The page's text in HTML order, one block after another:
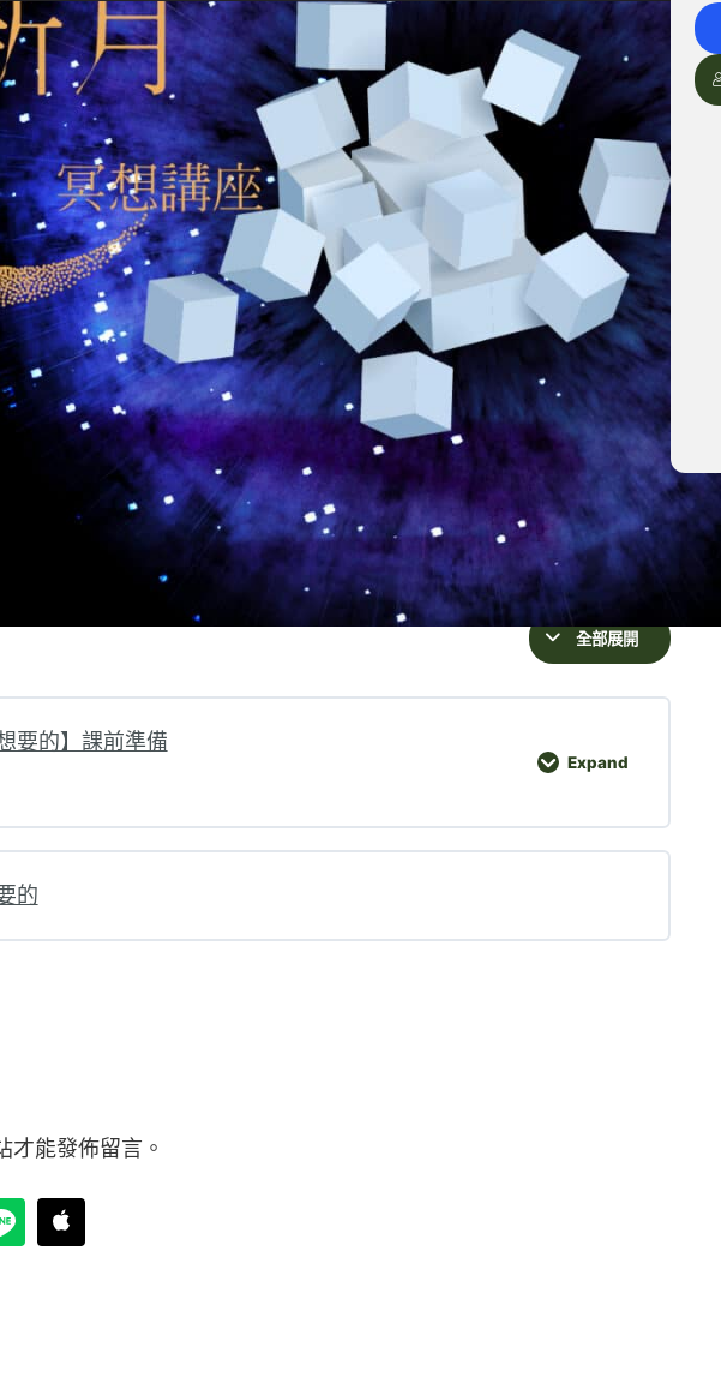
如何找到、得到你所想要的東西？常聽到我不知道、隨便…。於是願
更有錢、我希望更多人愛我、我希望更受歡迎等等。問題是這樣模糊
應你？他人要如何幫助你？
係的背後，存在著一些共通點，透過這些共通點你會看到這追求背後
提到酒癮、藥癮的背後，並不是為了使用而使用。倘若能掌握這背後
得到自己真正想要的。
同種下新的命運種子，學習：
改變狀態
升能量與活力
全部展開
要的】課前準備
Expand
【如何得到你想要
的
才能發佈留言。